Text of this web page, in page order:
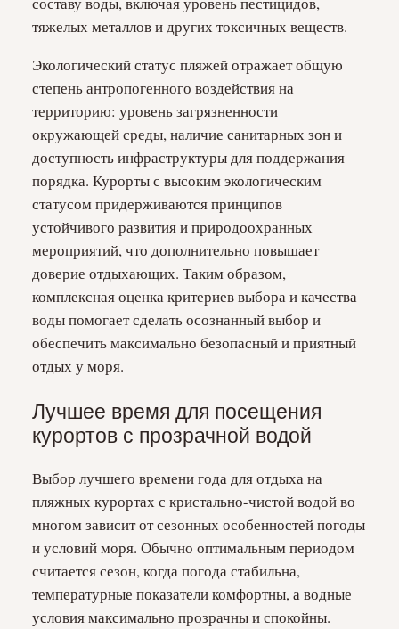
тяжелых металлов и других токсичных веществ.
Экологический статус пляжей отражает общую
степень антропогенного воздействия на
территорию: уровень загрязненности
окружающей среды, наличие санитарных зон и
доступность инфраструктуры для поддержания
порядка. Курорты с высоким экологическим
статусом придерживаются принципов
устойчивого развития и природоохранных
мероприятий, что дополнительно повышает
доверие отдыхающих. Таким образом,
комплексная оценка критериев выбора и качества
воды помогает сделать осознанный выбор и
обеспечить максимально безопасный и приятный
отдых у моря.
Лучшее время для посещения
курортов с прозрачной водой
Выбор лучшего времени года для отдыха на
пляжных курортах с кристально-чистой водой во
многом зависит от сезонных особенностей погоды
и условий моря. Обычно оптимальным периодом
считается сезон, когда погода стабильна,
температурные показатели комфортны, а водные
условия максимально прозрачны и спокойны.